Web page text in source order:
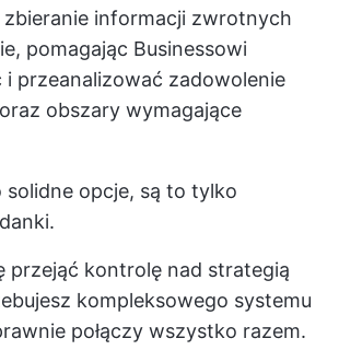
zbieranie informacji zwrotnych
pomagając Businessowi
i przeanalizować zadowolenie
obszary wymagające
solidne opcje, są to tylko
przejąć kontrolę nad strategią
kompleksowego systemu
połączy wszystko razem.